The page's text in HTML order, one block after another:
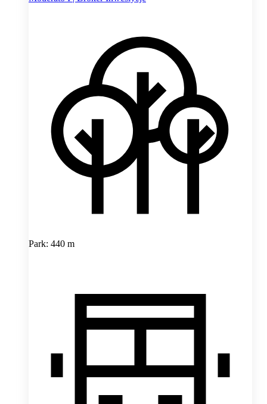
Park: 440 m